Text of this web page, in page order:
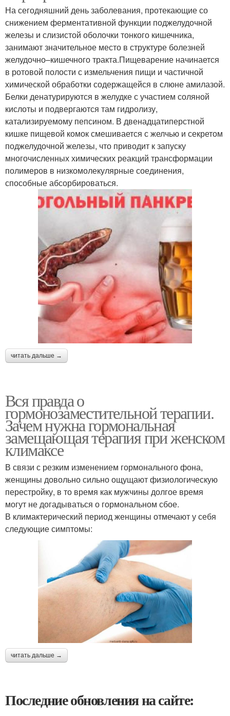
На сегодняшний день заболевания, протекающие со
снижением ферментативной функции поджелудочной
железы и слизистой оболочки тонкого кишечника,
занимают значительное место в структуре болезней
желудочно–кишечного тракта.Пищеварение начинается
в ротовой полости с измельчения пищи и частичной
химической обработки содержащейся в слюне амилазой.
Белки денатурируются в желудке с участием соляной
кислоты и подвергаются там гидролизу,
катализируемому пепсином. В двенадцатиперстной
кишке пищевой комок смешивается с желчью и секретом
поджелудочной железы, что приводит к запуску
многочисленных химических реакций трансформации
полимеров в низкомолекулярные соединения,
способные абсорбироваться.
читать дальше →
Вся правда о
гормонозаместительной терапии.
Зачем нужна гормональная
замещающая терапия при женском
климаксе
В связи с резким изменением гормонального фона,
женщины довольно сильно ощущают физиологическую
перестройку, в то время как мужчины долгое время
могут не догадываться о гормональном сбое.
В климактерический период женщины отмечают у себя
следующие симптомы:
читать дальше →
Последние обновления на сайте: